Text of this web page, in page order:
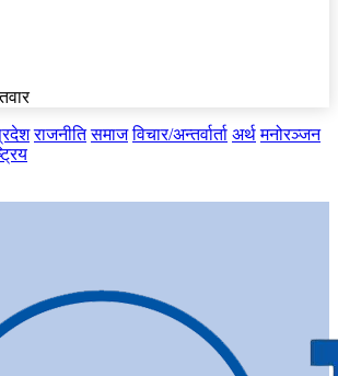
राजनीति समाज विचार/अन्तर्वार्ता अर्थ मनोरञ्जन